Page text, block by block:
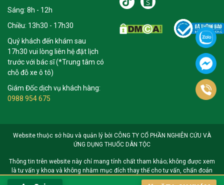
Sáng: 8h - 12h
Chiều: 13h30 - 17h30
Quý khách đến khám sau
17h30 vui lòng liên hệ đặt lịch
trước với bác sĩ (*Trung tâm có
chỗ đỗ xe ô tô)
Giám Đốc dịch vụ khách hàng:
0988 954 675
Website thuộc sở hữu và quản lý bởi CÔNG TY CỔ PHẦN NGHIÊN CỨU VÀ
ỨNG DỤNG THUỐC DÂN TỘC
Thông tin trên website này chỉ mang tính chất tham khảo; không được xem
là tư vấn y khoa và không nhằm mục đích thay thế cho tư vấn, chẩn đoán
hoặc điều trị từ nhân viên y tế. Khi có vấn đề về sức khỏe hoặc cần hỗ trợ